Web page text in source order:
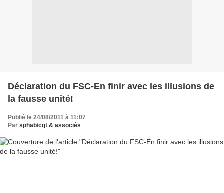
Déclaration du FSC-En finir avec les illusions de
la fausse unité!
Publié le 24/08/2011 à 11:07
Par sphab/cgt & associés